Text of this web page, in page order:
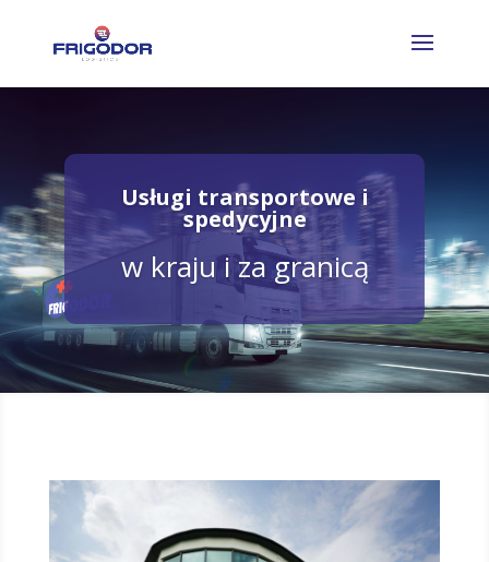
Usługi transportowe i
spedycyjne
w kraju i za granicą